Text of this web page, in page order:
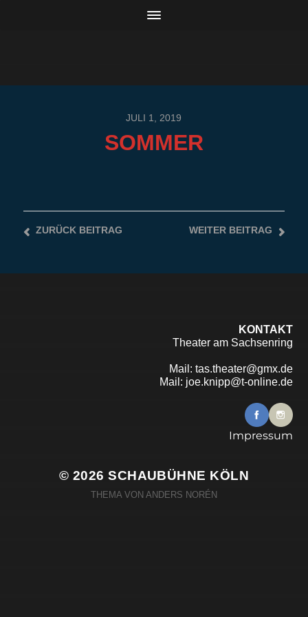
JULI 1, 2019
SOMMER
WEITER BEITRAG
ZURÜCKBEITRAG
KONTAKT
Theater am Sachsenring
Mail: tas.theater@gmx.de
Mail: joe.knipp@t-online.de
Impressum
© 2026SCHAUBÜHNE KÖLN
THEMA VON ANDERS NORÉN